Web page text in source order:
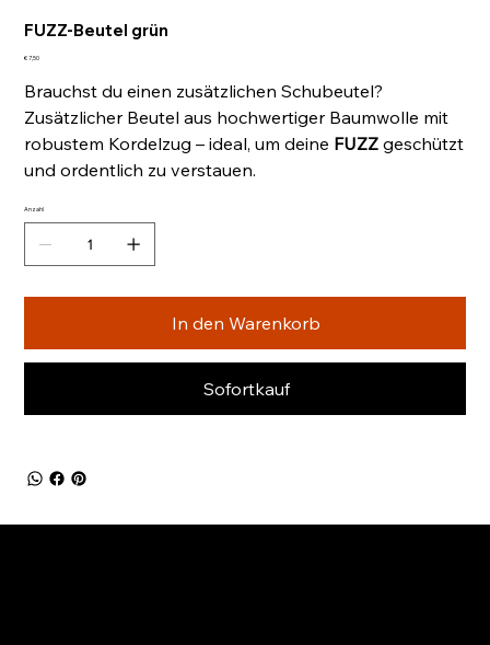
FUZZ-Beutel grün
Preis
€ 7,50
Brauchst du einen zusätzlichen Schubeutel?
Zusätzlicher Beutel aus hochwertiger Baumwolle mit
robustem Kordelzug – ideal, um deine FUZZ geschützt
und ordentlich zu verstauen.
Anzahl
In den Warenkorb
Sofortkauf